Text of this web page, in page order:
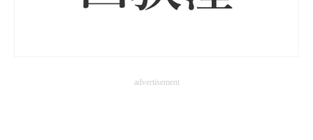
advertisement